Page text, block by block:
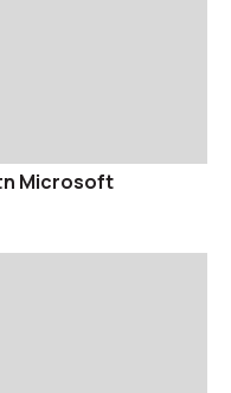
Microsoft